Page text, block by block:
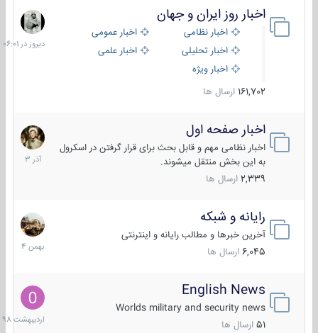
اخبار روز ایران و جهان
اخبار نظامی
اخبار عمومی
اخبار تحلیلی
اخبار علمی
اخبار ویژه
161,702 ارسال ها
دیروز
در
06:01
اخبار صفحه اول
اخبار نظامی مهم و قابل بحث برای قرار گرفتن در اسکرول
به این بخش منتقل میشوند.
2,339 ارسال ها
7
آذر
1403
رایانه و شبکه
آخرین خبرها و مطالب رایانه و اینترنتی
6,045 ارسال ها
30
بهمن
1404
English News
Worlds military and security news
51 ارسال ها
10
1398